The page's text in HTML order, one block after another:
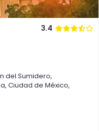
3.4
del Sumidero,
, Ciudad de México,